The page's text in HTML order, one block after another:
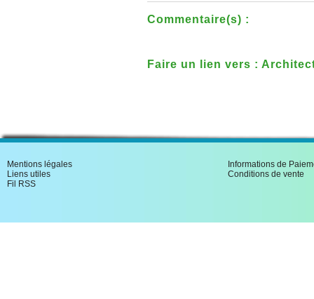
Commentaire(s) :
Faire un lien vers :
Mentions légales
Liens utiles
Fil RSS
Informations de
Conditions de vente